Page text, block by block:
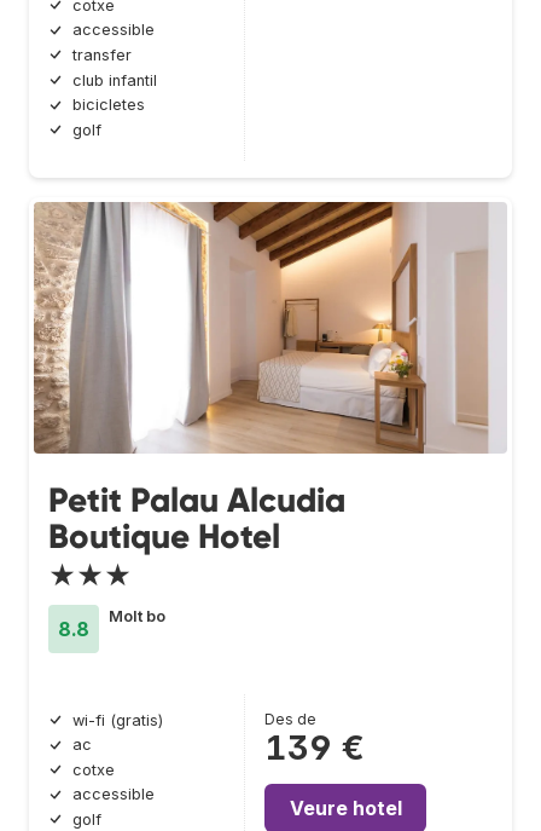
cotxe
accessible
transfer
club infantil
bicicletes
golf
Petit Palau Alcudia
Boutique Hotel
★★★
8.8
Molt bo
wi-fi (gratis)
ac
cotxe
accessible
golf
Des de
139 €
Veure hotel